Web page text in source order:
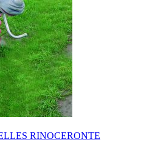
RINOCERONTE